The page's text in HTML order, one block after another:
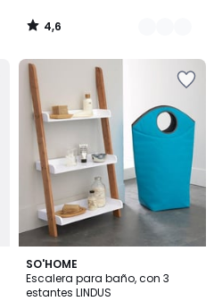
4,6
/
SO'HOME
Escalera para baño, con 3
estantes LINDUS
4,7
/ 5